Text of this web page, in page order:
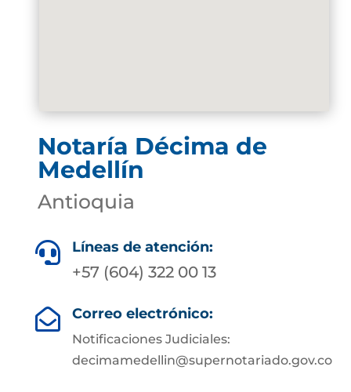
Notaría Décima de
Medellín
Antioquia
 Líneas de atención:
+57 (604) 322 00 13
 Correo electrónico:
Notificaciones Judiciales:
decimamedellin@supernotariado.gov.co